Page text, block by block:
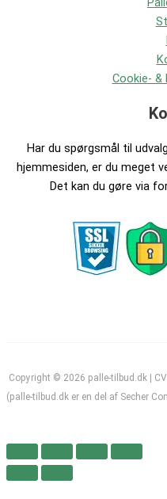
Cookie- &
Har du spørgsmål til
hjemmesiden, er du meget
Det kan du gøre via
Copyright © 2026 palle-tilbud.dk |
(palle-tilbud.dk er en del af Secher